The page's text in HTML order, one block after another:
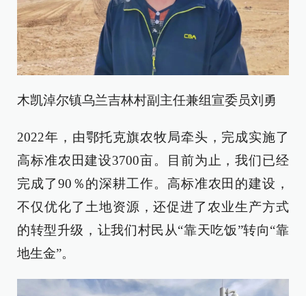
木凯淖尔镇乌兰吉林村副主任兼组宣委员刘勇
2022年，由鄂托克旗农牧局牵头，完成实施了
高标准农田建设3700亩。目前为止，我们已经
完成了90％的深耕工作。高标准农田的建设，
不仅优化了土地资源，还促进了农业生产方式
的转型升级，让我们村民从“靠天吃饭”转向“靠
地生金”。